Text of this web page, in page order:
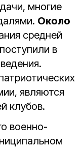
многие
Около
средней
в
являются
клубов.
военно-